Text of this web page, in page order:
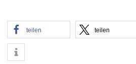
teilen teilen